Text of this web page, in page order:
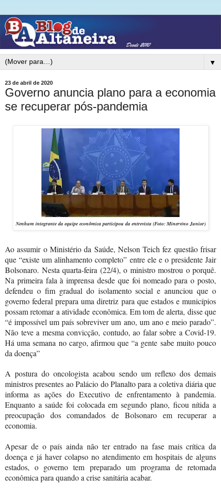
▼
23 de abril de 2020
Governo anuncia plano para a economia
se recuperar pós-pandemia
Nenhum integrante da equipe econômica participou da entrevista(Foto: Minervino Junior)
Ao assumir o Ministério da Saúde, Nelson Teich fez questão frisar
que “existe um alinhamento completo” entre ele e o presidente Jair
Bolsonaro. Nesta quarta-feira (22/4), o ministro mostrou o porquê.
Na primeira fala à imprensa desde que foi nomeado para o posto,
defendeu o fim gradual do isolamento social e anunciou que o
governo federal prepara uma diretriz para que estados e municípios
possam retomar a atividade econômica. Em tom de alerta, disse que
“é impossível um país sobreviver um ano, um ano e meio parado”.
Não teve a mesma convicção, contudo, ao falar sobre a Covid-19.
Há uma semana no cargo, afirmou que “a gente sabe muito pouco
da doença”
A postura do oncologista acabou sendo um reflexo dos demais
ministros presentes ao Palácio do Planalto para a coletiva diária que
informa as ações do Executivo de enfrentamento à pandemia.
Enquanto a saúde foi colocada em segundo plano, ficou nítida a
preocupação dos comandados de Bolsonaro em recuperar a
economia.
Apesar de o país ainda não ter entrado na fase mais crítica da
doença e já haver colapso no atendimento em hospitais de alguns
estados, o governo tem preparado um programa de retomada
econômica para quando a crise sanitária acabar.